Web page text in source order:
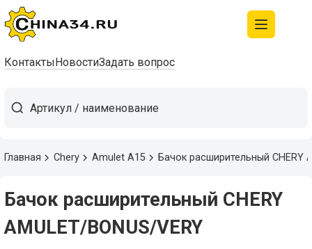
КонтактыНовостиЗадать вопрос
Главная Chery Amulet A15 Бачок расширительный CHERY
Бачок расширительный CHERY
AMULET/BONUS/VERY